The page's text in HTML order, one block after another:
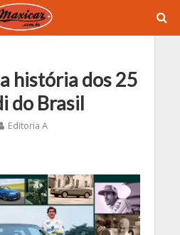
história dos 25
do Brasil
Editoria A